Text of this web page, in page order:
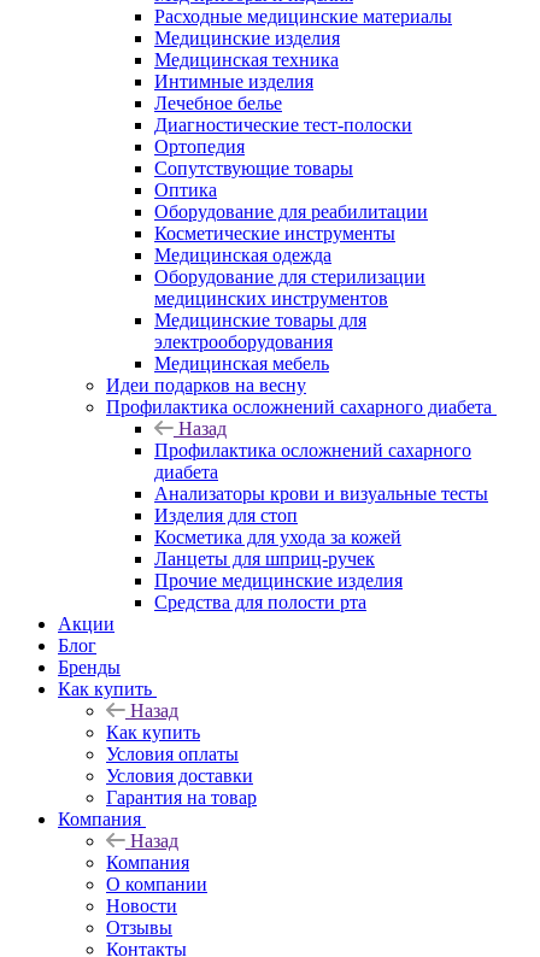
Расходные медицинские материалы
Медицинские изделия
Медицинская техника
Интимные изделия
Лечебное белье
Диагностические тест-полоски
Ортопедия
Сопутствующие товары
Оптика
Оборудование для реабилитации
Косметические инструменты
Медицинская одежда
Оборудование для стерилизации
медицинских инструментов
Медицинские товары для
электрооборудования
Медицинская мебель
Идеи подарков на весну
Профилактика осложнений сахарного диабета
Назад
Профилактика осложнений сахарного
диабета
Анализаторы крови и визуальные тесты
Изделия для стоп
Косметика для ухода за кожей
Ланцеты для шприц-ручек
Прочие медицинские изделия
Средства для полости рта
Акции
Блог
Бренды
Как купить
Назад
Как купить
Условия оплаты
Условия доставки
Гарантия на товар
Компания
Назад
Компания
О компании
Новости
Отзывы
Контакты